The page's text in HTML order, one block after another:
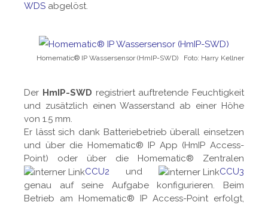
WDS abgelöst.
Homematic® IP Wassersensor (HmIP-SWD) Foto: Harry Kellner
Der HmIP-SWD registriert auftretende Feuchtigkeit
und zusätzlich einen Wasserstand ab einer Höhe
von 1.5 mm.
Er lässt sich dank Batteriebetrieb überall einsetzen
und über die Homematic® IP App (HmIP Access-
Point) oder über die Homematic® Zentralen
CCU2 und
CCU3
genau auf seine Aufgabe konfigurieren. Beim
Betrieb am Homematic® IP Access-Point erfolgt,